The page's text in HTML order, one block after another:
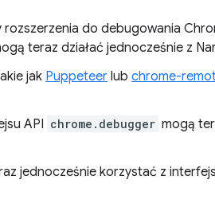
do debugowania
teraz działać jednocześnie z
jak Puppeteer lub chrome-
API chrome.debugger mogą
jednocześnie korzystać z